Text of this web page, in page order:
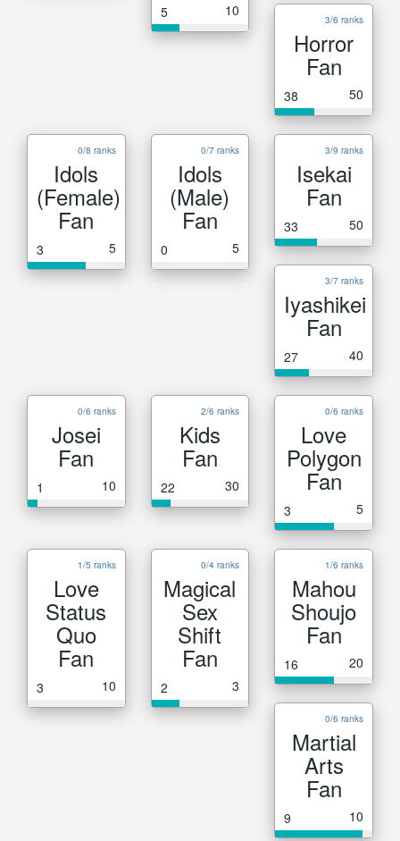
5 10
3/6 ranks
Horror
Fan
38 50
0/8 ranks
Idols
(Female)
Fan
3 5
0/7 ranks
Idols
(Male)
Fan
0 5
3/9 ranks
Isekai
Fan
33 50
3/7 ranks
Iyashikei
Fan
27 40
0/6 ranks
Josei
Fan
1 10
2/6 ranks
Kids
Fan
22 30
0/6 ranks
Love
Polygon
Fan
3 5
1/5 ranks
Love
Status
Quo
Fan
3 10
0/4 ranks
Magical
Sex
Shift
Fan
2 3
1/6 ranks
Mahou
Shoujo
Fan
16 20
0/6 ranks
Martial
Arts
Fan
9 10